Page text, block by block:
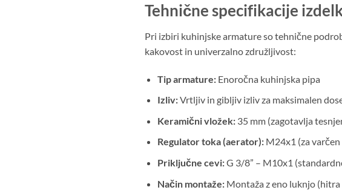
Tehnične specifikacije
Pri izbiri kuhinjske armature so tehnične
kakovost in univerzalno združljivost:
Tip armature:Enoročna kuhinjska pipa
Izliv:Vrtljiv in gibljiv izliv za maksimalen
Keramični vložek:35 mm (zagotavlja
Regulator toka (aerator):M24x1 (za varčen
Priključne cevi:G 3/8” – M10x1
Način montaže:Montaža z eno luknjo